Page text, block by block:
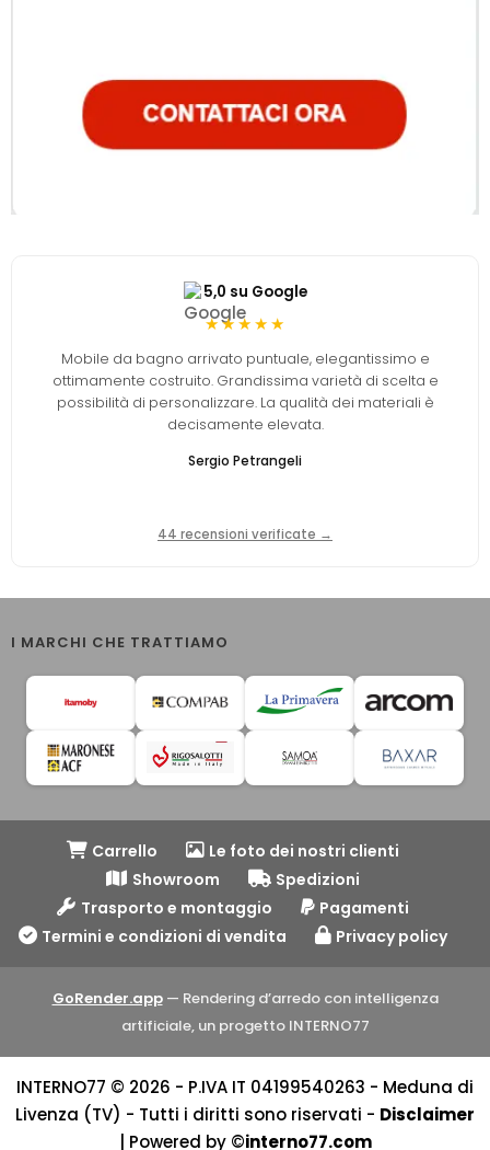
5,0 su Google
★★★★★
Mobile da bagno arrivato puntuale, elegantissimo e
ottimamente costruito. Grandissima varietà di scelta e
possibilità di personalizzare. La qualità dei materiali è
decisamente elevata.
Sergio Petrangeli
44 recensioni verificate →
I MARCHI CHE TRATTIAMO
Carrello
Le foto dei nostri clienti
Showroom
Spedizioni
Trasporto e montaggio
Pagamenti
Termini e condizioni di vendita
Privacy policy
GoRender.app— Rendering d’arredo con intelligenza
artificiale, un progetto INTERNO77
INTERNO77 © 2026 - P.IVA IT 04199540263 - Meduna di
Livenza (TV) - Tutti i diritti sono riservati - Disclaimer
| Powered by ©interno77.com